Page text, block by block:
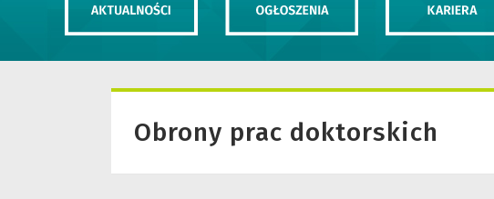
Obrony prac doktorskich